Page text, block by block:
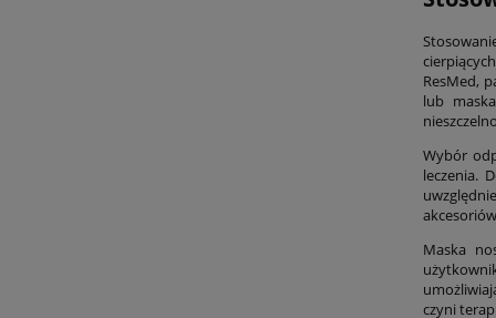
ResMed,
lub
Wybór
leczenia.
Maska
czyni